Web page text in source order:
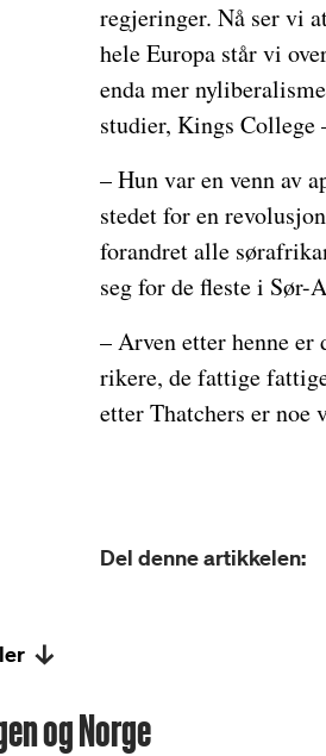
regjeringer. Nå ser vi
hele Europa står vi
enda mer
studier, Kings College
– Hun var en venn av
stedet for en
forandret alle
seg for de fleste i
– Arven etter henne
rikere, de fattige
etter Thatchers er
Del denne artikkelen:
og Norge